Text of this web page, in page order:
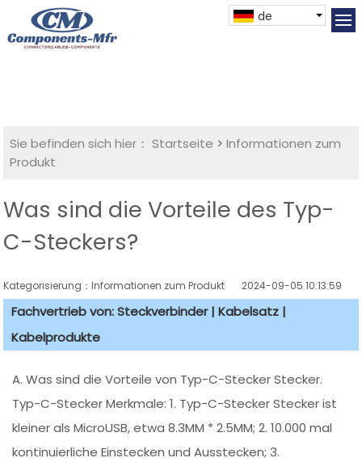
de
Sie befinden sich hier： Startseite >Informationen zum
Produkt
Was sind die Vorteile des Typ-
C-Steckers?
Kategorisierung：Informationen zum Produkt 2024-09-05 10:13:59
Fachvertrieb von: Steckverbinder | Kabelsatz |
Kabelprodukte
A. Was sind die Vorteile von Typ-C-Stecker Stecker.
Typ-C-Stecker Merkmale: 1. Typ-C-Stecker Stecker ist
kleiner als MicroUSB, etwa 8.3MM * 2.5MM; 2. 10.000 mal
kontinuierliche Einstecken und Ausstecken; 3.